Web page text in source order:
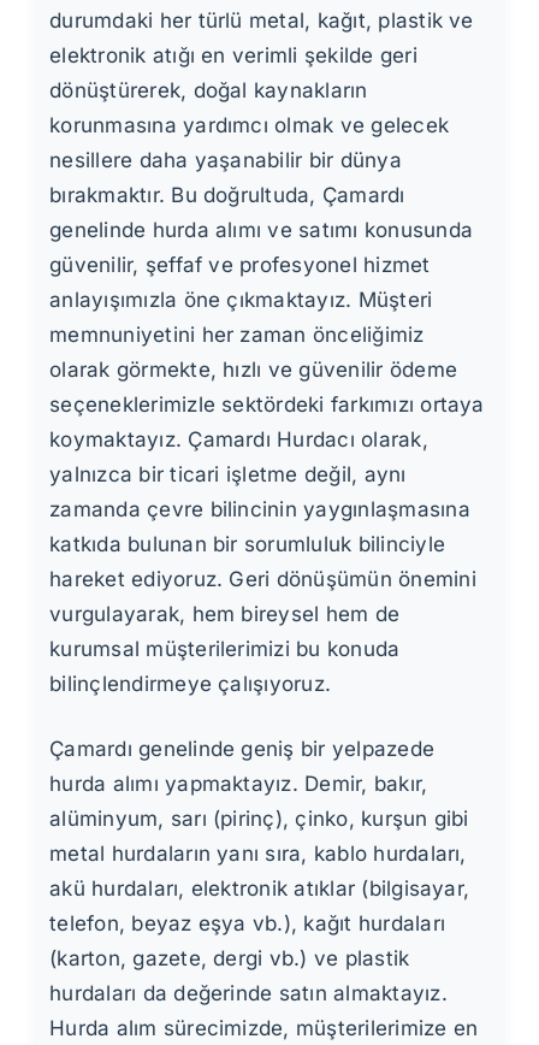
durumdaki her türlü metal, kağıt, plastik ve
elektronik atığı en verimli şekilde geri
dönüştürerek, doğal kaynakların
korunmasına yardımcı olmak ve gelecek
nesillere daha yaşanabilir bir dünya
bırakmaktır. Bu doğrultuda, Çamardı
genelinde hurda alımı ve satımı konusunda
güvenilir, şeffaf ve profesyonel hizmet
anlayışımızla öne çıkmaktayız. Müşteri
memnuniyetini her zaman önceliğimiz
olarak görmekte, hızlı ve güvenilir ödeme
seçeneklerimizle sektördeki farkımızı ortaya
koymaktayız. Çamardı Hurdacı olarak,
yalnızca bir ticari işletme değil, aynı
zamanda çevre bilincinin yaygınlaşmasına
katkıda bulunan bir sorumluluk bilinciyle
hareket ediyoruz. Geri dönüşümün önemini
vurgulayarak, hem bireysel hem de
kurumsal müşterilerimizi bu konuda
bilinçlendirmeye çalışıyoruz.
Çamardı genelinde geniş bir yelpazede
hurda alımı yapmaktayız. Demir, bakır,
alüminyum, sarı (pirinç), çinko, kurşun gibi
metal hurdaların yanı sıra, kablo hurdaları,
akü hurdaları, elektronik atıklar (bilgisayar,
telefon, beyaz eşya vb.), kağıt hurdaları
(karton, gazete, dergi vb.) ve plastik
hurdaları da değerinde satın almaktayız.
Hurda alım sürecimizde, müşterilerimize en